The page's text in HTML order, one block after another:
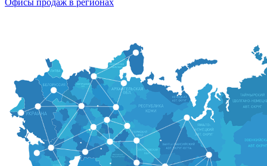
Офисы продаж в регионах